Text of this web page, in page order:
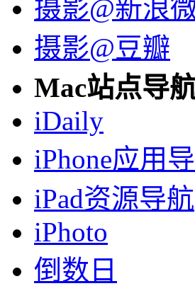
摄影@新浪
摄影@豆瓣
Mac站点导
iDaily
iPhone应用
iPad资源导航
iPhoto
倒数日